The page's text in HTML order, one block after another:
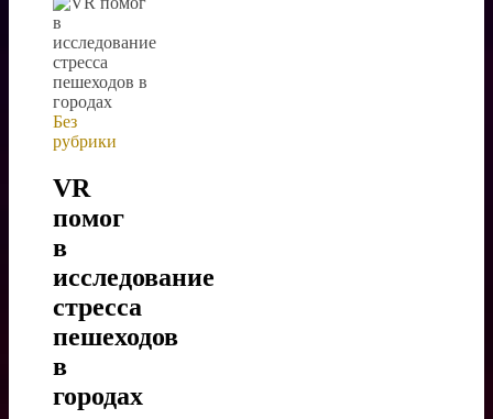
Без
рубрики
VR
помог
в
исследование
стресса
пешеходов
в
городах